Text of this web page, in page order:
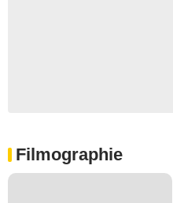
Filmographie